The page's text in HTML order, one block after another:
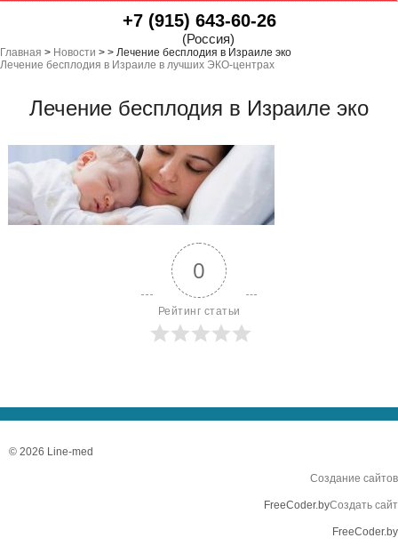
+7 (915) 643-60-26
(Россия)
Главная > Новости >
Лечение бесплодия в Израиле в лучших ЭКО-центрах
> Лечение бесплодия в Израиле эко
Лечение бесплодия в Израиле эко
0
Рейтинг статьи
© 2026 Line-med
Создание сайтов
FreeCoder.byСоздать сайт
FreeCoder.by